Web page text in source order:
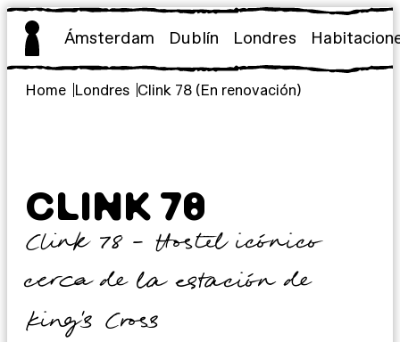
Saltar
contenido
Ámsterdam Dublín Londres
Home Londres Clink 78 (En renovación)
CLINK 78
Clink 78 – Hostel icónico
cerca de la estación de
King’s Cross